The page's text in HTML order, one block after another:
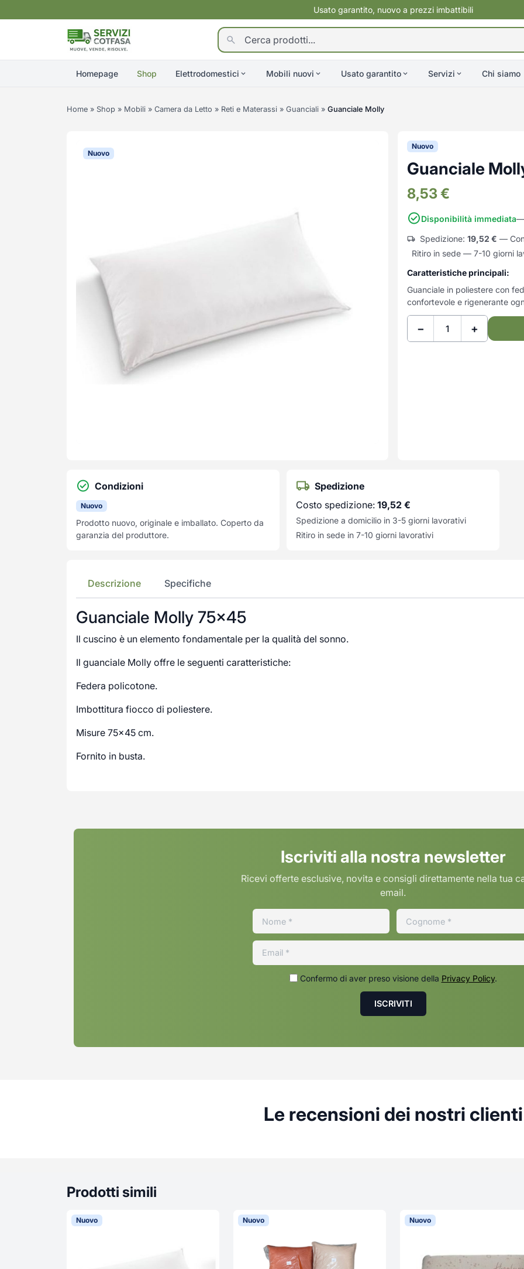
Usato garantito, nuovo a prezzi imbattibili
Homepage Shop Elettrodomestici Mobili nuovi Usato garantito Servizi Chi siamo
Home » Shop » Mobili » Camera da Letto » Reti e Materassi » Guanciali » Guanciale Molly
Nuovo
Nuovo
Guanciale
8,53€
Disponibilità immediata—
Spedizione: 19,52 € —
Ritiro in sede — 7-10 giorni
Caratteristiche principali:
Guanciale in poliestere con
confortevole e rigenerante
− +
Condizioni
Nuovo
Prodotto nuovo, originale e imballato. Coperto da
garanzia del produttore.
Spedizione
Costo spedizione: 19,52 €
Spedizione a domicilio in 3-5 giorni lavorativi
Ritiro in sede in 7-10 giorni lavorativi
Descrizione Specifiche
Guanciale Molly 75×45
Il cuscino è un elemento fondamentale per la qualità del sonno.
Il guanciale Molly offre le seguenti caratteristiche:
Federa policotone.
Imbottitura fiocco di poliestere.
Misure 75×45 cm.
Fornito in busta.
Iscriviti alla nostra newsletter
Ricevi offerte esclusive, novita e consigli direttamente nella tua
email.
Confermo di aver preso visione della Privacy Policy.
Le recensioni dei nostri clienti
Prodotti simili
Nuovo Nuovo Nuovo